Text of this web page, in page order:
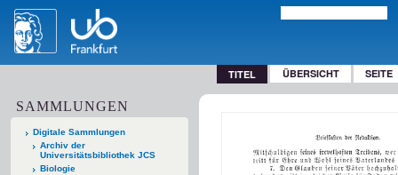
TITEL ÜBERSICHT SEITE
SAMMLUNGEN
Digitale Sammlungen
Archiv der
Universitätsbibliothek JCS
Biologie